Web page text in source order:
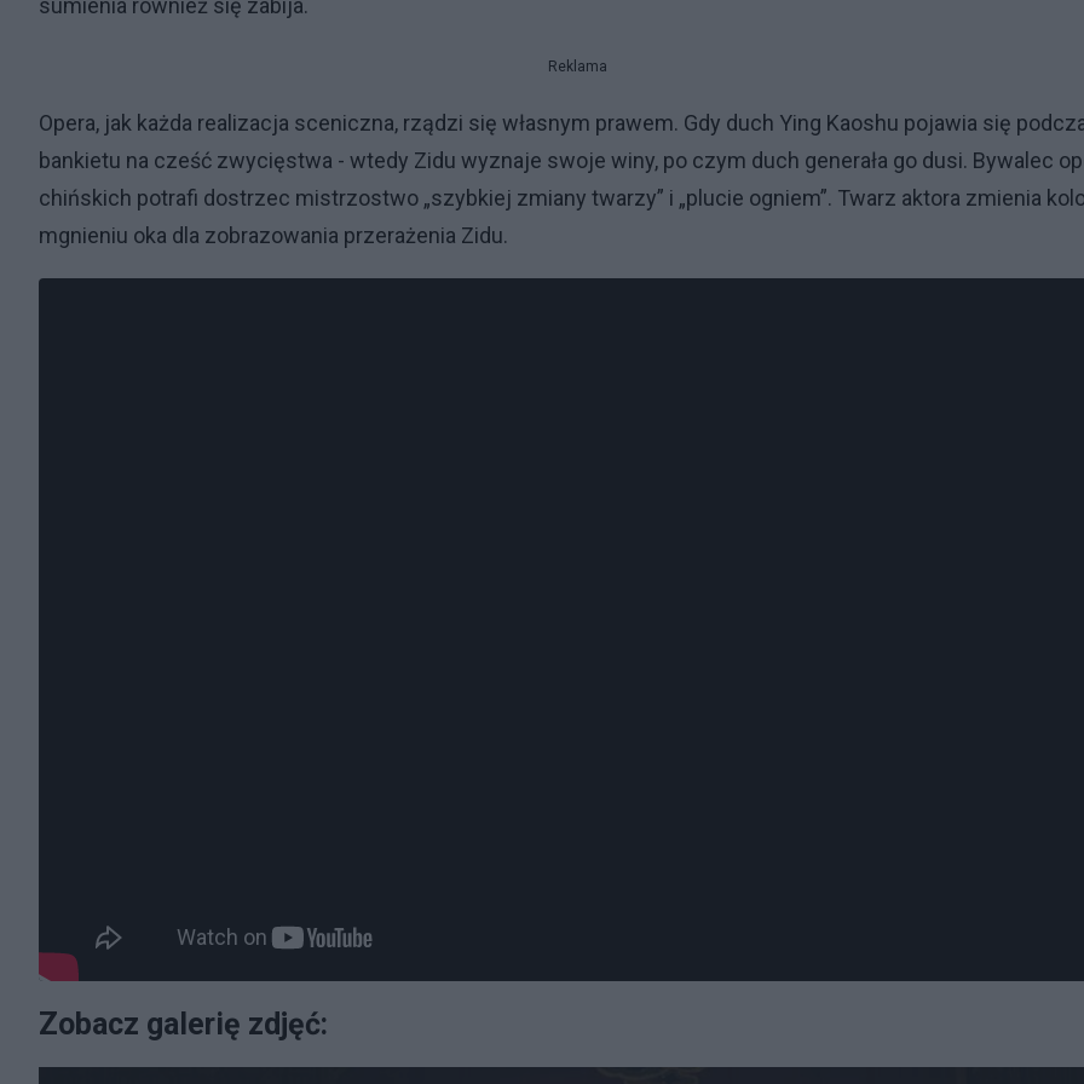
sumienia również się zabija.
Reklama
Opera, jak każda realizacja sceniczna, rządzi się własnym prawem. Gdy duch Ying Kaoshu pojawia się
bankietu na cześć zwycięstwa - wtedy Zidu wyznaje swoje winy, po czym duch generała go dusi. Bywalec
chińskich potrafi dostrzec mistrzostwo „szybkiej zmiany twarzy” i „plucie ogniem”. Twarz aktora zmienia
mgnieniu oka dla zobrazowania przerażenia Zidu.
Zobacz galerię zdjęć: